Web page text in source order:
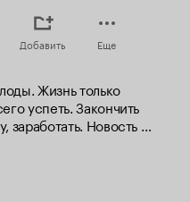
Добавить Еще
Жизнь только
успеть. Закончить
заработать. Новость
как гром среди
90-е.